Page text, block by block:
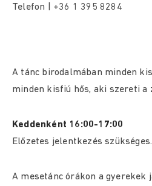
Telefon | +36 1 395 8284
A tánc birodalmában minden
minden kisfiú hős, aki szereti a
Keddenként 16:00-17:00
Előzetes jelentkezés szükséges.
A mesetánc órákon a gyerekek